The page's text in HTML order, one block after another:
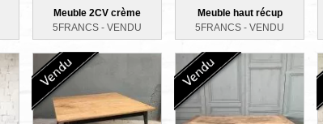
Meuble 2CV crème
5FRANCS - VENDU
Meuble haut récup
5FRANCS -VENDU